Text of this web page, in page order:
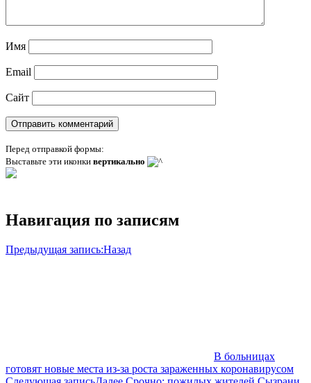
Имя
Email
Сайт
Перед отправкой формы:
Выставьте эти иконки вертикально
Навигация по записям
Предыдущая запись:Назад
В больницах
готовят новые места из-за роста зараженных коронавирусом